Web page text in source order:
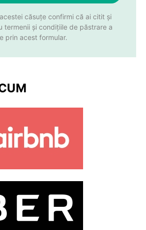
căsuțe confirmi că ai citit și
termenii și condițiile de păstrare a
prin acest formular.